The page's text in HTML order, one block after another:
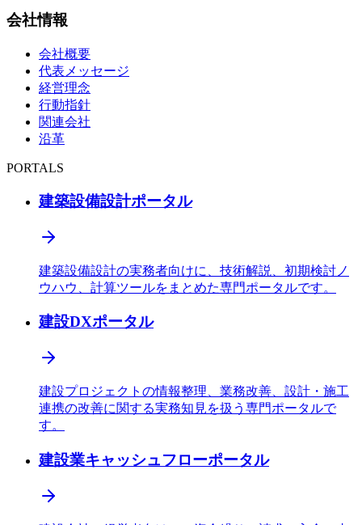
会社情報
会社概要
代表メッセージ
経営理念
行動指針
関連会社
沿革
PORTALS
建築設備設計ポータル
建築設備設計の実務者向けに、技術解説、初期検討ノ
ウハウ、計算ツールをまとめた専門ポータルです。
建設DXポータル
建設プロジェクトの情報整理、業務改善、設計・施工
連携の改善に関する実務知見を扱う専門ポータルで
す。
建設業キャッシュフローポータル